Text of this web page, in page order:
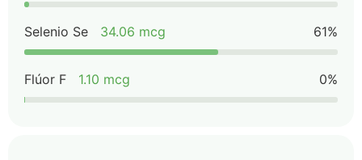
Selenio Se 34.06 mcg 61%
Flúor F 1.10 mcg 0%